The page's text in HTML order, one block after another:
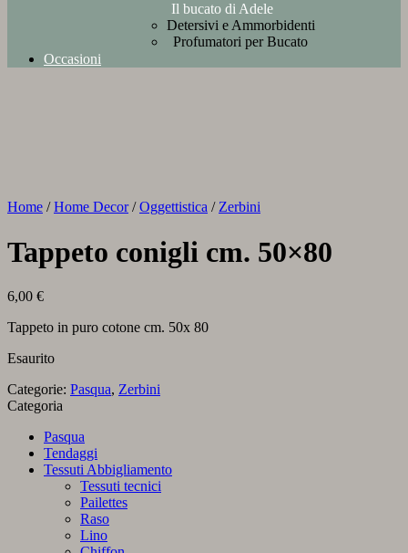
Il bucato di Adele
Detersivi e Ammorbidenti
Profumatori per Bucato
Occasioni
Home / Home Decor / Oggettistica / Zerbini
Tappeto conigli cm. 50×80
6,00 €
Tappeto in puro cotone cm. 50x 80
Esaurito
Categorie: Pasqua, Zerbini
Categoria
Pasqua
Tendaggi
Tessuti Abbigliamento
Tessuti tecnici
Pailettes
Raso
Lino